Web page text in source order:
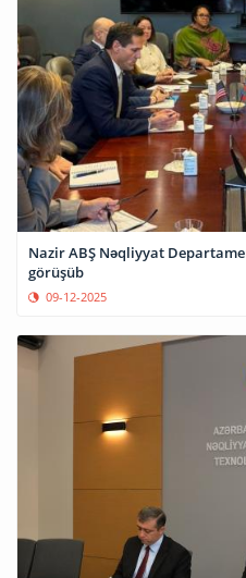
Nazir ABŞ Nəqliyyat
görüşüb
09-12-2025